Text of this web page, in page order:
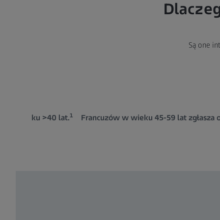
Są one
w wieku >40 lat.1 Francuzów w wieku 45-59 lat zgłasza